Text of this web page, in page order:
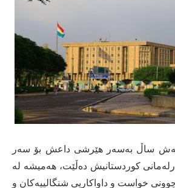
ساڵ بەسەر هێرشی داعش بۆ سەر
کوردستانیش دەڵێت، هەمیشە لە
خواست و داواکاریی شنگالییەکان و